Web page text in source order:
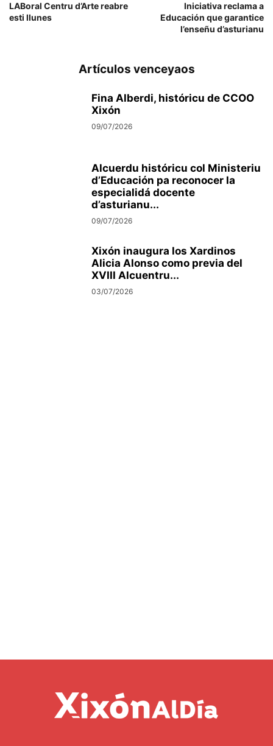
LABoral Centru d’Arte reabre
esti llunes
Iniciativa reclama a
Educación que garantice
l’enseñu d’asturianu
Artículos venceyaos
Fina Alberdi, históricu de CCOO
Xixón
09/07/2026
Alcuerdu históricu col Ministeriu
d’Educación pa reconocer la
especialidá docente
d’asturianu...
09/07/2026
Xixón inaugura los Xardinos
Alicia Alonso como previa del
XVIII Alcuentru...
03/07/2026